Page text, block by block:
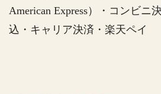
American Express）・コンビニ
込・キャリア決済・楽天ペイ